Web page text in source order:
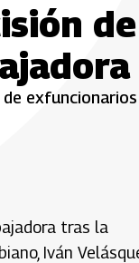
de
tras la
Iván